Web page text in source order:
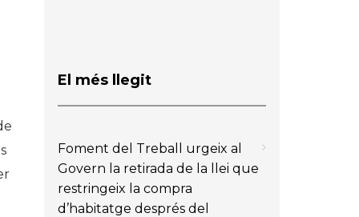
El més llegit
Foment del Treball urgeix al
Govern la retirada de la llei que
restringeix la compra
d’habitatge després del